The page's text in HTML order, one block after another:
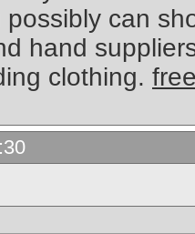
possibly can
hand
clothing.